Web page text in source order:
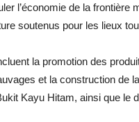
l’économie de la frontière
soutenus pour les lieux
la promotion des
et la construction de
Kayu Hitam, ainsi que le